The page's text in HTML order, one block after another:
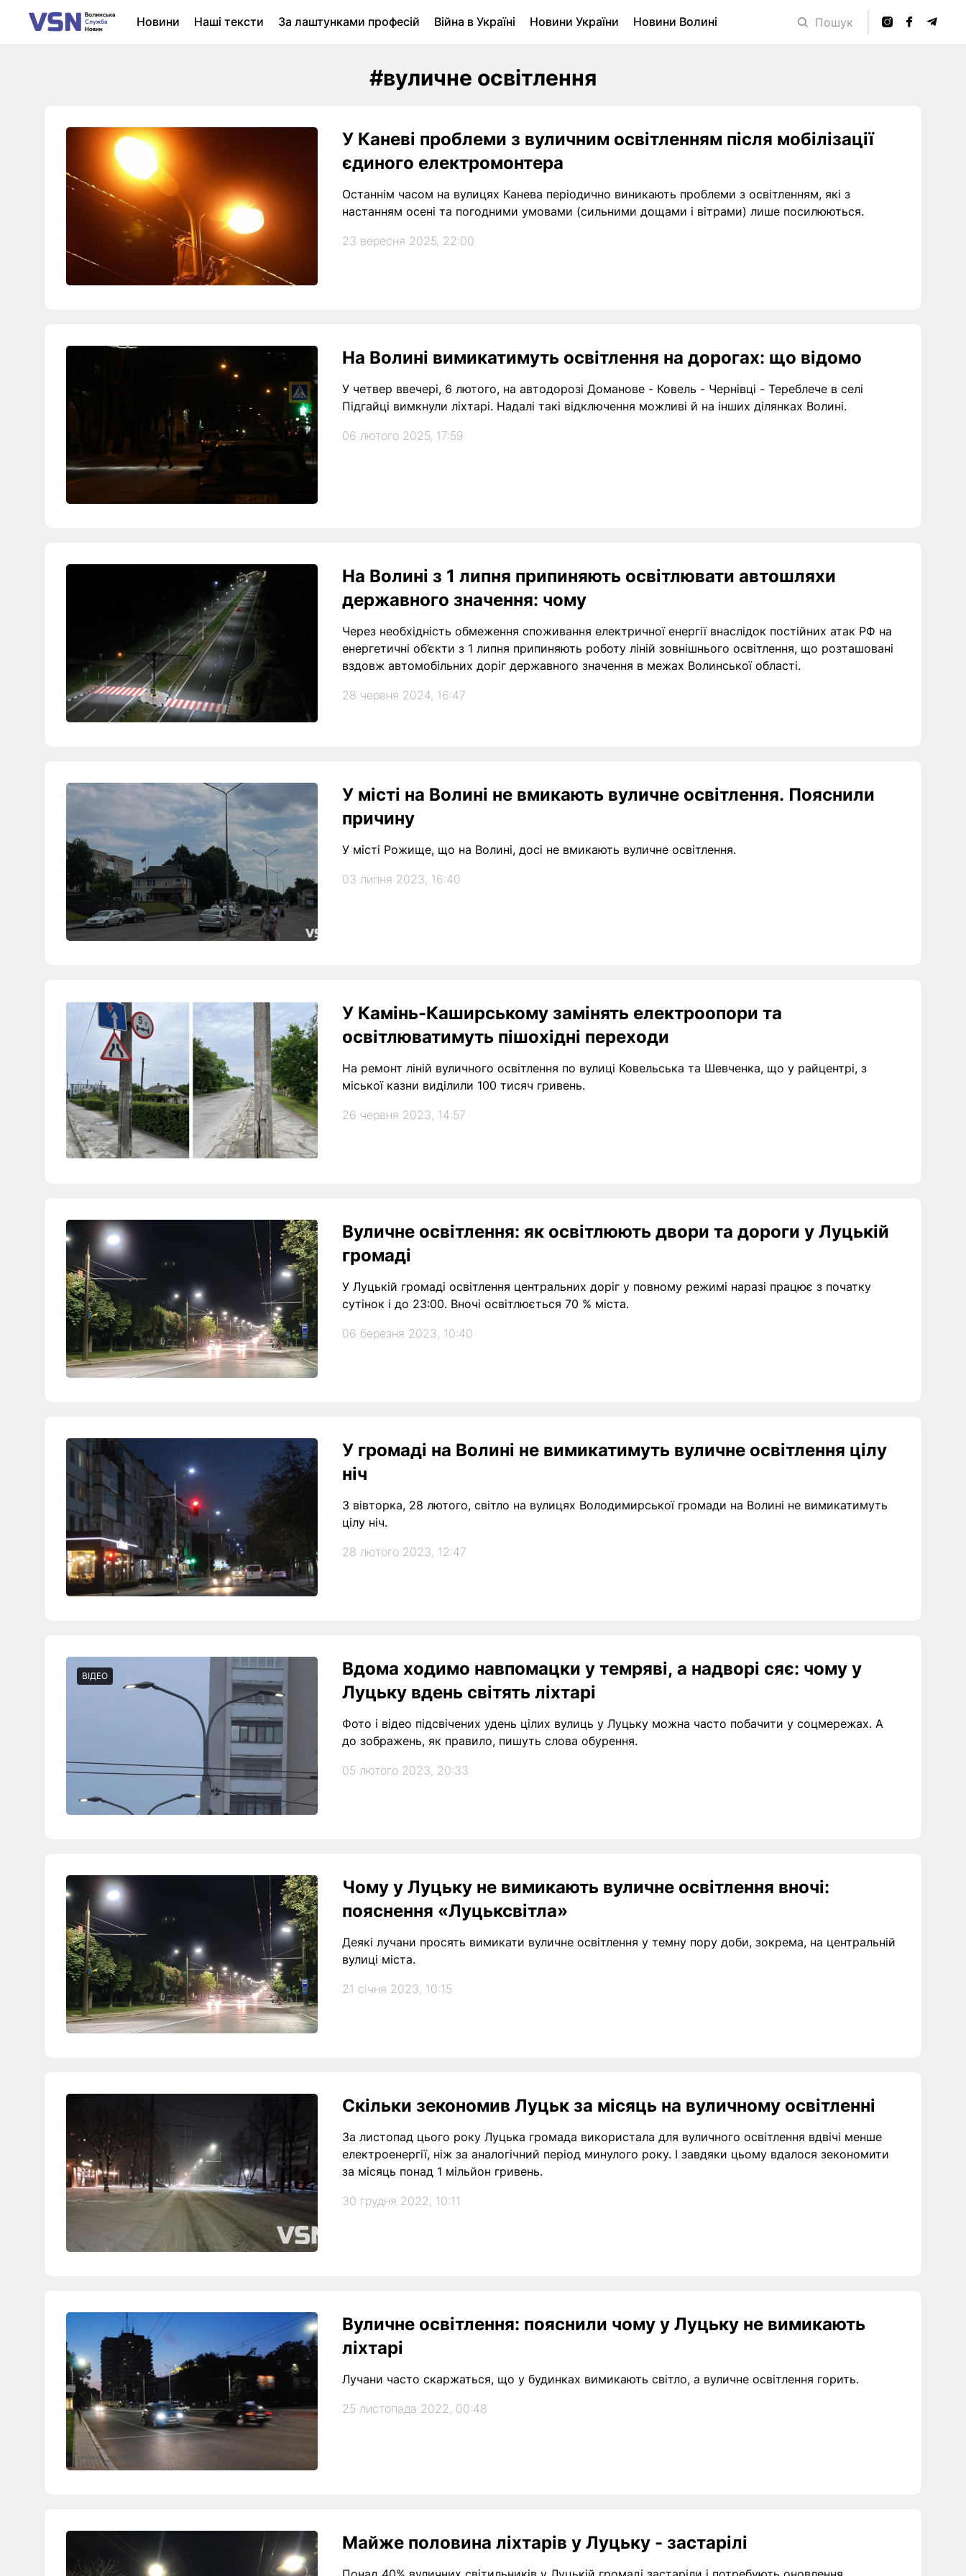
Новини Наші тексти За лаштунками професій Війна в Україні Новини України
Новини Волині
Пошук
#вуличне освітлення
У Каневі проблеми з вуличним освітленням після мобілізації
єдиного електромонтера
Останнім часом на вулицях Канева періодично виникають проблеми з освітленням, які з
настанням осені та погодними умовами (сильними дощами і вітрами) лише посилюються.
23 вересня 2025, 22:00
На Волині вимикатимуть освітлення на дорогах: що відомо
У четвер ввечері, 6 лютого, на автодорозі Доманове - Ковель - Чернівці - Тереблече в селі
Підгайці вимкнули ліхтарі. Надалі такі відключення можливі й на інших ділянках Волині.
06 лютого 2025, 17:59
На Волині з 1 липня припиняють освітлювати автошляхи
державного значення: чому
Через необхідність обмеження споживання електричної енергії внаслідок постійних атак РФ на
енергетичні об’єкти з 1 липня припиняють роботу ліній зовнішнього освітлення, що розташовані
вздовж автомобільних доріг державного значення в межах Волинської області.
28 червня 2024, 16:47
У місті на Волині не вмикають вуличне освітлення. Пояснили
причину
У місті Рожище, що на Волині, досі не вмикають вуличне освітлення.
03 липня 2023, 16:40
У Камінь-Каширському замінять електроопори та
освітлюватимуть пішохідні переходи
На ремонт ліній вуличного освітлення по вулиці Ковельська та Шевченка, що у райцентрі, з
міської казни виділили 100 тисяч гривень.
26 червня 2023, 14:57
Вуличне освітлення: як освітлюють двори та дороги у Луцькій
громаді
У Луцькій громаді освітлення центральних доріг у повному режимі наразі працює з початку
сутінок і до 23:00. Вночі освітлюється 70 % міста.
06 березня 2023, 10:40
У громаді на Волині не вимикатимуть вуличне освітлення цілу
ніч
З вівторка, 28 лютого, світло на вулицях Володимирської громади на Волині не вимикатимуть
цілу ніч.
28 лютого 2023, 12:47
ВІДЕО
Вдома ходимо навпомацки у темряві, а надворі сяє: чому у
Луцьку вдень світять ліхтарі
Фото і відео підсвічених удень цілих вулиць у Луцьку можна часто побачити у соцмережах. А
до зображень, як правило, пишуть слова обурення.
05 лютого 2023, 20:33
Чому у Луцьку не вимикають вуличне освітлення вночі:
пояснення «Луцьксвітла»
Деякі лучани просять вимикати вуличне освітлення у темну пору доби, зокрема, на центральній
вулиці міста.
21 січня 2023, 10:15
Скільки зекономив Луцьк за місяць на вуличному освітленні
За листопад цього року Луцька громада використала для вуличного освітлення вдвічі менше
електроенергії, ніж за аналогічний період минулого року. І завдяки цьому вдалося зекономити
за місяць понад 1 мільйон гривень.
30 грудня 2022, 10:11
Вуличне освітлення: пояснили чому у Луцьку не вимикають
ліхтарі
Лучани часто скаржаться, що у будинках вимикають світло, а вуличне освітлення горить.
25 листопада 2022, 00:48
Майже половина ліхтарів у Луцьку - застарілі